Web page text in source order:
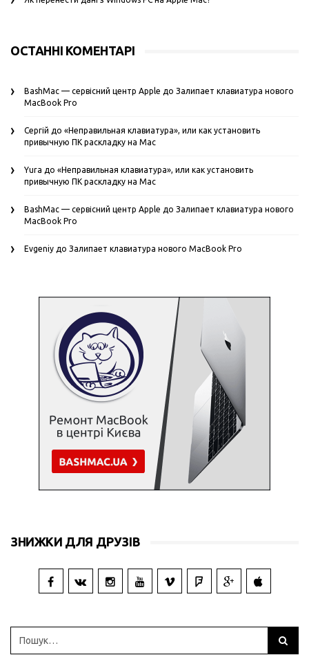
ОСТАННІ КОМЕНТАРІ
BashMac — сервісний центр Apple до Залипает клавиатура нового
MacBook Pro
Сергій до «Неправильная клавиатура», или как установить
привычную ПК раскладку на Mac
Yura до «Неправильная клавиатура», или как установить
привычную ПК раскладку на Mac
BashMac — сервісний центр Apple до Залипает клавиатура нового
MacBook Pro
Evgeniy до Залипает клавиатура нового MacBook Pro
ЗНИЖКИ ДЛЯ ДРУЗІВ